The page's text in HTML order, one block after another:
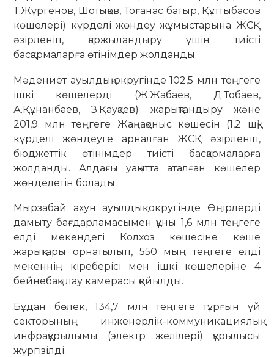
Т.Жүргенов, Шотықов, Тоғанас батыр, Құттыбасов
көшелері) күрделі жөндеу жұмыстарына ЖСҚ
әзірленіп, қаржыландыру үшін тиісті
басқармаларға өтінімдер жолданды.
Мәдениет ауылдық округінде 102,5 млн теңгеге
ішкі көшелерді (Ж.Жабаев, Д.Тобаев,
А.Құнанбаев, З.Қауқаев) жарықтандыру және
201,9 млн теңгеге Жаңақоныс көшесін (1,2 шқ)
күрделі жөндеуге арналған ЖСҚ әзірленіп,
бюджеттік өтінімдер тиісті басқармаларға
жолданды. Алдағы уақытта аталған көшелер
жөнделетін болады.
Мырзабай ахун ауылдық округінде Өңірлерді
дамыту бағдарламасымен құны 1,6 млн теңгеге
елді мекендегі Колхоз көшесіне көше
жарықтары орнатылып, 550 мың теңгеге елді
мекеннің кіреберісі мен ішкі көшелеріне 4
бейнебақылау камерасы қойылды.
Бұдан бөлек, 134,7 млн теңгеге тұрғын үй
секторының инженерлік-коммуникациялық
инфрақұрылымы (электр желілері) құрылысы
жүргізілді.